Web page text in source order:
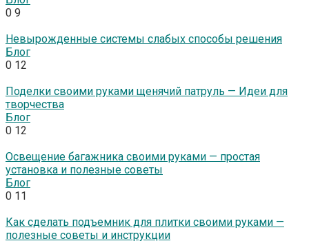
0 9
Невырожденные системы слабых способы решения
Блог
0 12
Поделки своими руками щенячий патруль — Идеи для
творчества
Блог
0 12
Освещение багажника своими руками — простая
установка и полезные советы
Блог
0 11
Как сделать подъемник для плитки своими руками —
полезные советы и инструкции